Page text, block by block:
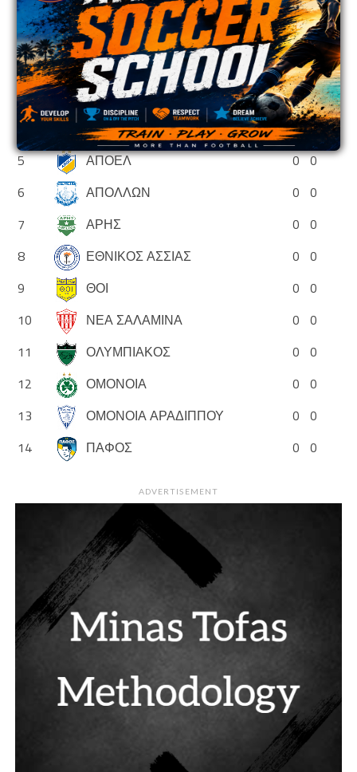
Θέση Ομάδα P Pts
1
ΑΓΙΑ ΝΑΠΑ 0 0
2
ΑΕΚ 0 0
3
ΑΕΛ 0 0
4
ΑΝΟΡΘΩΣΗ 0 0
5
ΑΠΟΕΛ 0 0
6
ΑΠΟΛΛΩΝ 0 0
7
ΑΡΗΣ 0 0
8
ΕΘΝΙΚΟΣ ΑΣΣΙΑΣ 0 0
9
ΘΟΙ 0 0
10
ΝΕΑ ΣΑΛΑΜΙΝΑ 0 0
11
ΟΛΥΜΠΙΑΚΟΣ 0 0
12
ΟΜΟΝΟΙΑ 0 0
13
ΟΜΟΝΟΙΑ ΑΡΑΔΙΠΠΟΥ 0 0
14
ΠΑΦΟΣ 0 0
ADVERTISEMENT